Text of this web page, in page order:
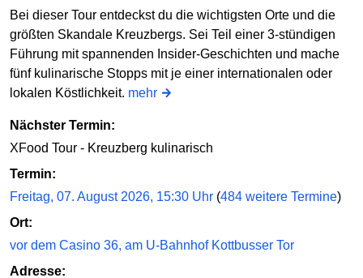
Bei dieser Tour entdeckst du die wichtigsten Orte und die
größten Skandale Kreuzbergs. Sei Teil einer 3-stündigen
Führung mit spannenden Insider-Geschichten und mache
fünf kulinarische Stopps mit je einer internationalen oder
lokalen Köstlichkeit. mehr
Nächster Termin:
XFood Tour - Kreuzberg kulinarisch
Termin:
Freitag, 07. August 2026, 15:30 Uhr (484 weitere Termine)
Ort:
vor dem Casino 36, am U-Bahnhof Kottbusser Tor
Adresse: